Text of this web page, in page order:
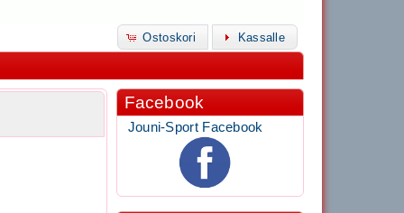
Ostoskori Kassalle
Facebook
Jouni-Sport Facebook